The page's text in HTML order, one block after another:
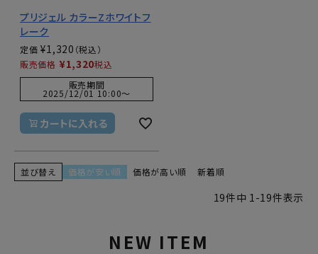
プリジェル カラーZホワイトフ
レーク
定価 ¥1,320
販売価格 ¥1,320税込
販売期間
2025/12/01 10:00〜
カートに入れる
並び替え 価格が安い順 価格が高い順 新着順
19件中 1-19件表示
NEW ITEM